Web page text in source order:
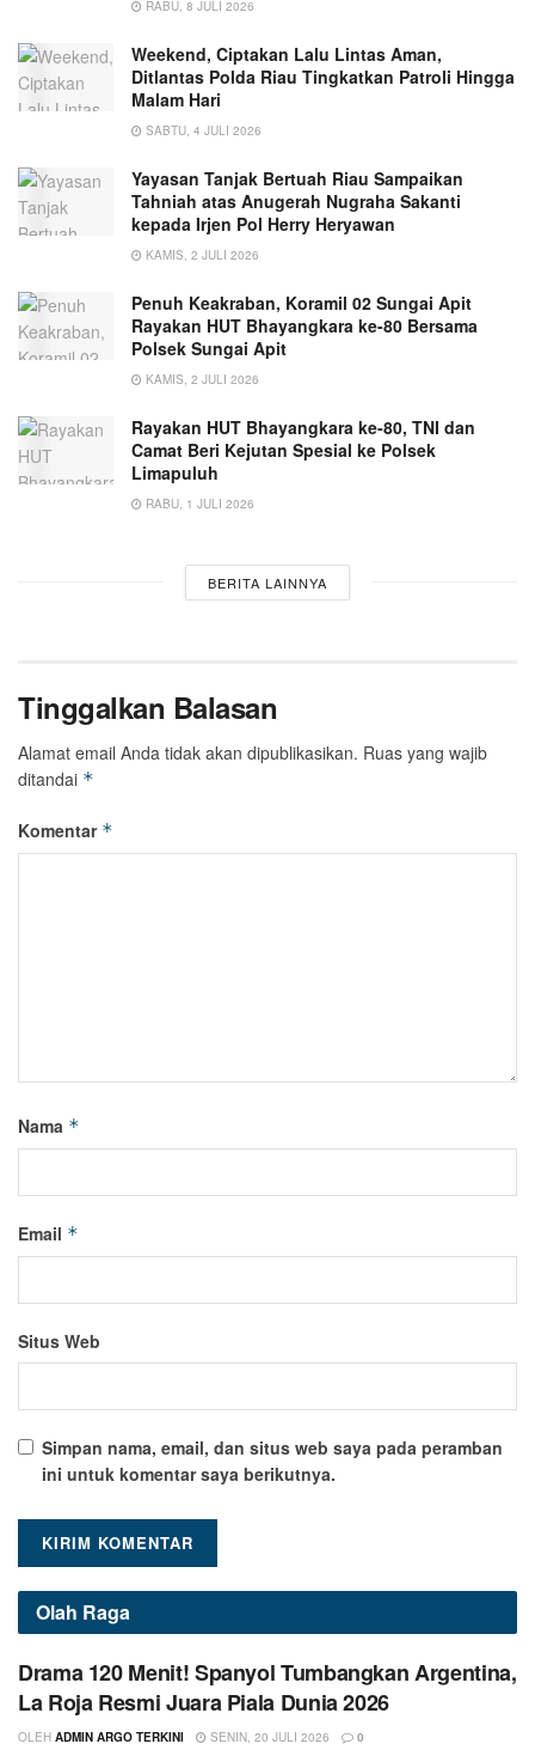
RABU, 8 JULI 2026
Weekend, Ciptakan Lalu Lintas Aman,
Ditlantas Polda Riau Tingkatkan Patroli Hingga
Malam Hari
SABTU, 4 JULI 2026
Yayasan Tanjak Bertuah Riau Sampaikan
Tahniah atas Anugerah Nugraha Sakanti
kepada Irjen Pol Herry Heryawan
KAMIS, 2 JULI 2026
Penuh Keakraban, Koramil 02 Sungai Apit
Rayakan HUT Bhayangkara ke-80 Bersama
Polsek Sungai Apit
KAMIS, 2 JULI 2026
Rayakan HUT Bhayangkara ke-80, TNI dan
Camat Beri Kejutan Spesial ke Polsek
Limapuluh
RABU, 1 JULI 2026
BERITA LAINNYA
Tinggalkan Balasan
Alamat email Anda tidak akan dipublikasikan. Ruas yang wajib
ditandai *
Komentar *
Nama *
Email *
Situs Web
Simpan nama, email, dan situs web saya pada peramban
ini untuk komentar saya berikutnya.
Olah Raga
Drama 120 Menit! Spanyol Tumbangkan Argentina,
La Roja Resmi Juara Piala Dunia 2026
OLEH ADMIN ARGO TERKINI SENIN, 20 JULI 2026 0